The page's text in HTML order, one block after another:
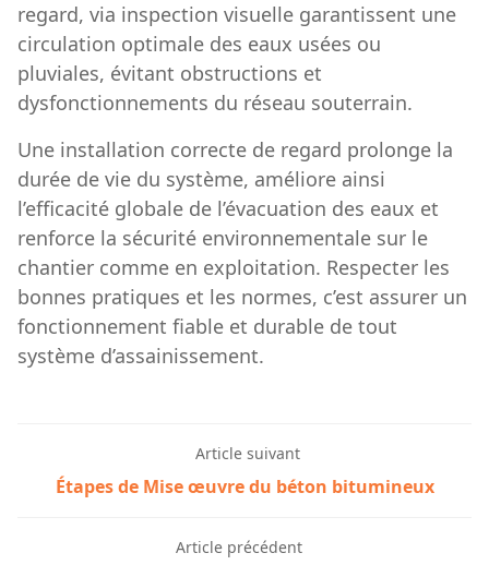
regard, via inspection visuelle garantissent une
circulation optimale des eaux usées ou
pluviales, évitant obstructions et
dysfonctionnements du réseau souterrain.
Une installation correcte de regard prolonge la
durée de vie du système, améliore ainsi
l’efficacité globale de l’évacuation des eaux et
renforce la sécurité environnementale sur le
chantier comme en exploitation. Respecter les
bonnes pratiques et les normes, c’est assurer un
fonctionnement fiable et durable de tout
système d’assainissement.
Article suivant
Étapes de Mise œuvre du béton bitumineux
Article précédent